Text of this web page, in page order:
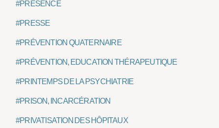
#PRÉSENCE
#PRESSE
#PRÉVENTION QUATERNAIRE
#PRÉVENTION, EDUCATION THÉRAPEUTIQUE
#PRINTEMPS DE LA PSYCHIATRIE
#PRISON, INCARCÉRATION
#PRIVATISATION DES HÔPITAUX